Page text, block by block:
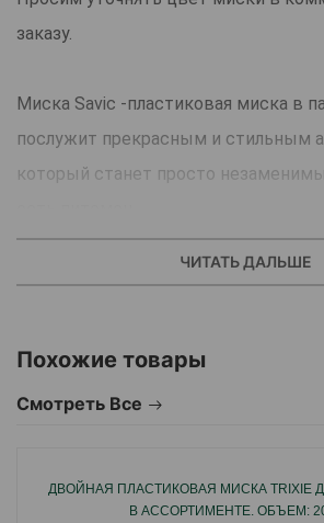
заказу.
Миска Savic -пластиковая миска в
послужит прекрасным и стильным
который станет просто
высококачественного материала,
Он совершенно не токсичен, не
вредных химических веществ и
Удачно впишется в любой интерьер
ЧИТАТЬ ДАЛЬШЕ
Похожие товары
Смотреть Все
ДВОЙНАЯ ПЛАСТИКОВАЯ МИСКА TRIXIE
В АССОРТИМЕНТЕ. ОБЪЕМ: